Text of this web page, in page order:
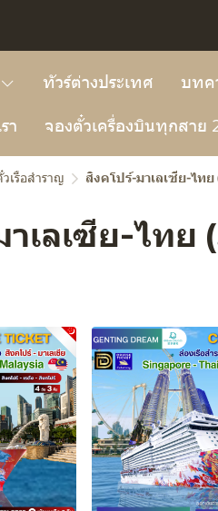
ทัวร์ต่างประเทศ บทค
า
จองตั๋วเครื่องบินทุกสาย
เรือสำราญ สิงคโปร์-มาเลเซีย-ไทย
เลเซีย-ไทย